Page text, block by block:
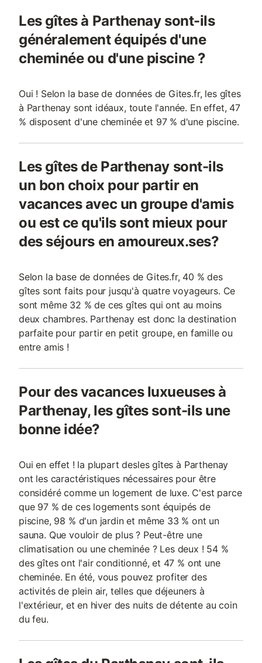
Les gîtes à Parthenay sont-ils
généralement équipés d'une
cheminée ou d'une piscine ?
Oui ! Selon la base de données de Gites.fr, les gîtes
à Parthenay sont idéaux, toute l'année. En effet, 47
% disposent d'une cheminée et 97 % d'une piscine.
Les gîtes de Parthenay sont-ils
un bon choix pour partir en
vacances avec un groupe d'amis
ou est ce qu'ils sont mieux pour
des séjours en amoureux.ses?
Selon la base de données de Gites.fr, 40 % des
gîtes sont faits pour jusqu'à quatre voyageurs. Ce
sont même 32 % de ces gîtes qui ont au moins
deux chambres. Parthenay est donc la destination
parfaite pour partir en petit groupe, en famille ou
entre amis !
Pour des vacances luxueuses à
Parthenay, les gîtes sont-ils une
bonne idée?
Oui en effet ! la plupart desles gîtes à Parthenay
ont les caractéristiques nécessaires pour être
considéré comme un logement de luxe. C'est parce
que 97 % de ces logements sont équipés de
piscine, 98 % d'un jardin et même 33 % ont un
sauna. Que vouloir de plus ? Peut-être une
climatisation ou une cheminée ? Les deux ! 54 %
des gîtes ont l'air conditionné, et 47 % ont une
cheminée. En été, vous pouvez profiter des
activités de plein air, telles que déjeuners à
l'extérieur, et en hiver des nuits de détente au coin
du feu.